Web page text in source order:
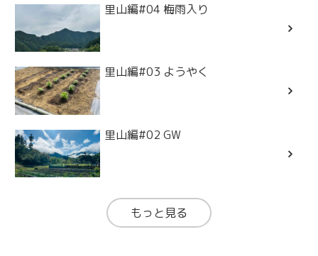
里山編#04 梅雨入り
里山編#03 ようやく
里山編#02 GW
もっと見る